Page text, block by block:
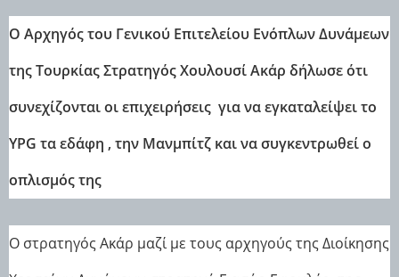
Ο Aρχηγός του Γενικού Επιτελείου Ενόπλων Δυνάμεων
της Τουρκίας Στρατηγός Χουλουσί Ακάρ δήλωσε ότι
συνεχίζονται οι επιχειρήσεις για να εγκαταλείψει το
YPG τα εδάφη , την Μανμπίτζ και να συγκεντρωθεί ο
οπλισμός της
Ο στρατηγός Ακάρ μαζί με τους αρχηγούς της Διοίκησης